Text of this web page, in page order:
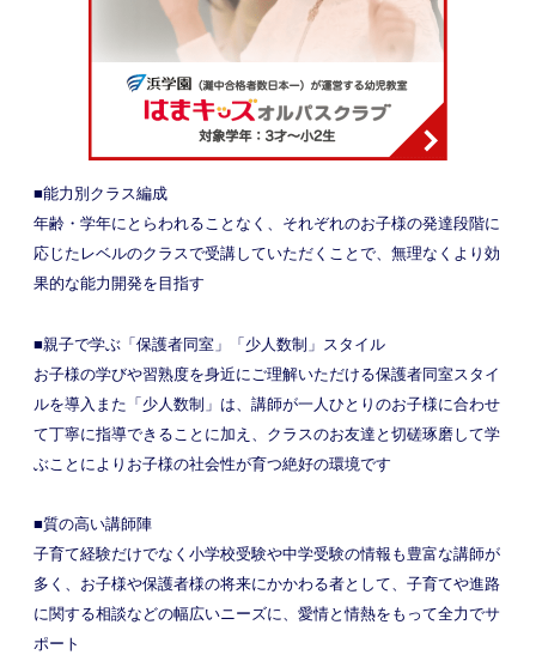
■能力別クラス編成
年齢・学年にとらわれることなく、それぞれのお子様の発達段階に
応じたレベルのクラスで受講していただくことで、無理なくより効
果的な能力開発を目指す
■親子で学ぶ「保護者同室」「少人数制」スタイル
お子様の学びや習熟度を身近にご理解いただける保護者同室スタイ
ルを導入また「少人数制」は、講師が一人ひとりのお子様に合わせ
て丁寧に指導できることに加え、クラスのお友達と切磋琢磨して学
ぶことによりお子様の社会性が育つ絶好の環境です
■質の高い講師陣
子育て経験だけでなく小学校受験や中学受験の情報も豊富な講師が
多く、お子様や保護者様の将来にかかわる者として、子育てや進路
に関する相談などの幅広いニーズに、愛情と情熱をもって全力でサ
ポート